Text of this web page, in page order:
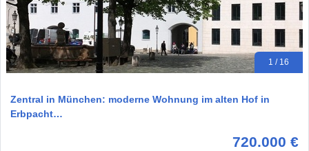
1 / 16
Zentral in München: moderne Wohnung im alten Hof in
Erbpacht…
720.000 €